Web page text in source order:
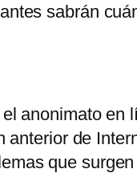
sabrán
anonimato en
de
que